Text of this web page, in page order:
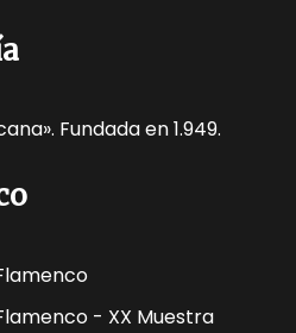
Fundada en 1.949.
- XX Muestra